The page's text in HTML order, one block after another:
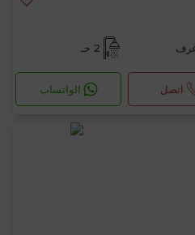
2 حـ
اتصل الواتساب